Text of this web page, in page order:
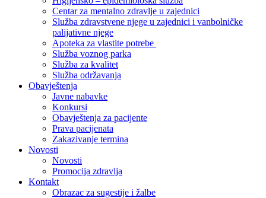
Centar za mentalno zdravlje u zajednici
Služba zdravstvene njege u zajednici i vanbolničke
palijativne njege
Apoteka za vlastite potrebe
Služba voznog parka
Služba za kvalitet
Služba održavanja
Obavještenja
Javne nabavke
Konkursi
Obavještenja za pacijente
Prava pacijenata
Zakazivanje termina
Novosti
Novosti
Promocija zdravlja
Kontakt
Obrazac za sugestije i žalbe